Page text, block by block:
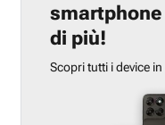
di più!
Scopri tutti i device